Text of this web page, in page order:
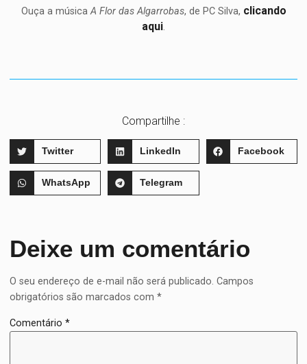
Ouça a músicaA Flor das Algarrobas, de PC Silva, clicando
aqui.
Compartilhe :
Twitter LinkedIn Facebook
WhatsApp Telegram
Deixe um comentário
O seu endereço de e-mail não será publicado. Campos
obrigatórios são marcados com*
Comentário*